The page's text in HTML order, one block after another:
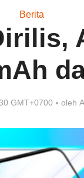
Berita
GMT+0700 oleh